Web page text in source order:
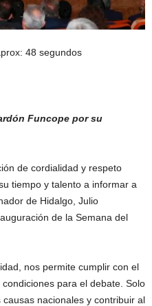
48 segundos
Funcope por su
de cordialidad y respeto
tiempo y talento a informar a
de Hidalgo, Julio
de la Semana del
nos permite cumplir con el
para el debate. Solo
nacionales y contribuir al